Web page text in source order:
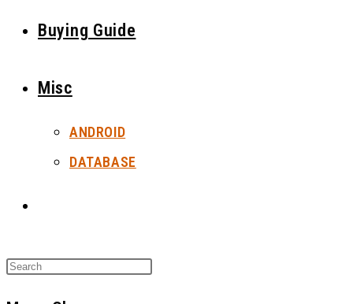
Buying Guide
Misc
ANDROID
DATABASE
Website